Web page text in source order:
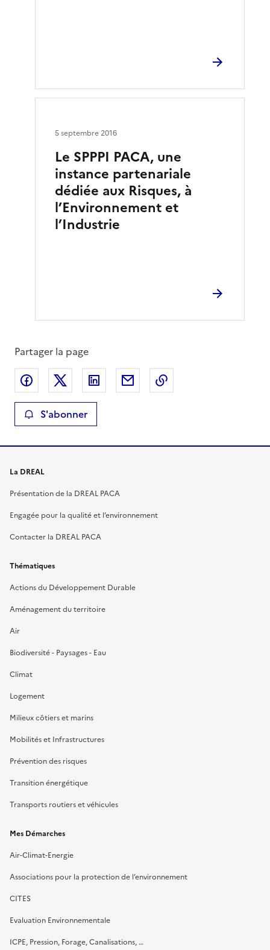
Le SPPPI PACA, une
instance partenariale
dédiée aux Risques, à
l’Environnement et
l’Industrie
5 septembre 2016
Partager la page
Partager sur Facebook
Partager sur XPartager sur LinkedIn
Partager par email
S'abonner
La DREAL
Présentation de la DREAL PACA
Engagée pour la qualité et l’environnement
Contacter la DREAL PACA
Thématiques
Actions du Développement Durable
Aménagement du territoire
Air
Biodiversité - Paysages - Eau
Climat
Logement
Milieux côtiers et marins
Mobilités et Infrastructures
Prévention des risques
Transition énergétique
Transports routiers et véhicules
Mes Démarches
Air-Climat-Energie
Associations pour la protection de l’environnement
CITES
Evaluation Environnementale
ICPE, Pression, Forage, Canalisations, …